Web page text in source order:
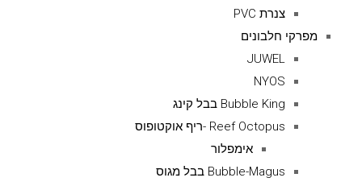
צנרת PVC
מפרקי חלבונים
JUWEL
NYOS
Bubble King בבל קינג
Reef Octopus -ריף אוקטופוס
אימפלור
Bubble-Magus בבל מגוס